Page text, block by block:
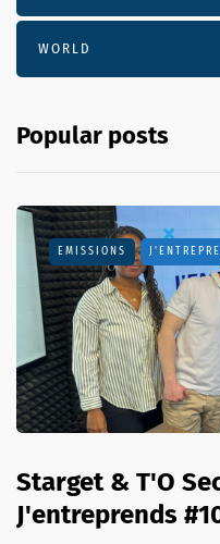
WORLD
Popular posts
EMISSIONS
Starget & T'O
J'entreprends